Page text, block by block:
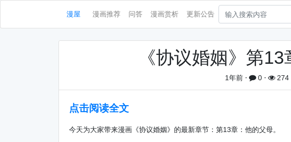
漫屋 漫画推荐 问答 漫画赏析 更新公告
《协议婚姻》第
1年前⋅ 0⋅ 274
点击阅读全文
今天为大家带来漫画《协议婚姻》的最新章节：第13章：他的父母。